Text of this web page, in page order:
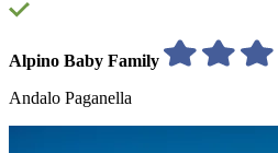
Alpino Baby Family
Andalo Paganella